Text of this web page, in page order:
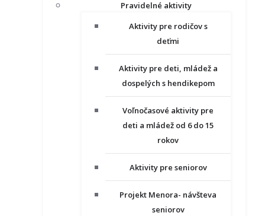
Pravidelné aktivity
Aktivity pre rodičov s
deťmi
Aktivity pre deti, mládež a
dospelých s hendikepom
Voľnočasové aktivity pre
deti a mládež od 6 do 15
rokov
Aktivity pre seniorov
Projekt Menora- návšteva
seniorov